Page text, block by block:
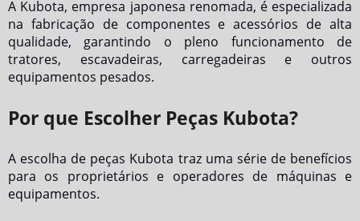
A Kubota, empresa japonesa renomada, é especializada
na fabricação de componentes e acessórios de alta
qualidade, garantindo o pleno funcionamento de
tratores, escavadeiras, carregadeiras e outros
equipamentos pesados.
Por que Escolher Peças Kubota?
A escolha de peças Kubota traz uma série de benefícios
para os proprietários e operadores de máquinas e
equipamentos.